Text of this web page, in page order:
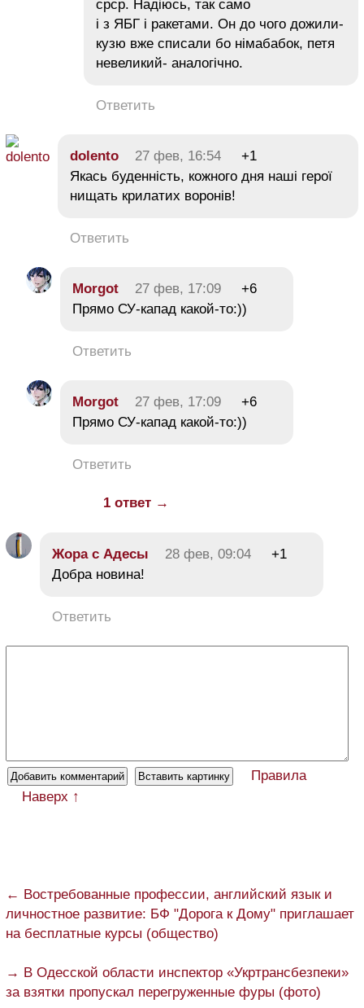
срср. Надіюсь, так само
і з ЯБГ і ракетами. Он до чого дожили-
кузю вже списали бо німабабок, петя
невеликий- аналогічно.
Ответить
dolento 27 фев, 16:54
+1
Якась буденність, кожного дня наші герої
нищать крилатих воронів!
Ответить
Morgot 27 фев, 17:09
+6
Прямо СУ-капад какой-то:))
Ответить
Morgot 27 фев, 17:09
+6
Прямо СУ-капад какой-то:))
Ответить
1 ответ →
Жора с Адесы 28 фев, 09:04
+1
Добра новина!
Ответить
Правила
Наверх ↑
← Востребованные профессии, английский язык и
личностное развитие: БФ "Дорога к Дому" приглашает
на бесплатные курсы (общество)
→ В Одесской области инспектор «Укртрансбезпеки»
за взятки пропускал перегруженные фуры (фото)